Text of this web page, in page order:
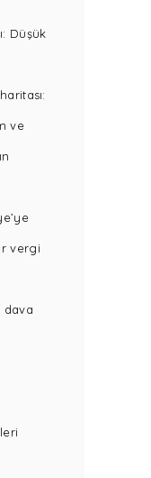
Düşük
ve
vergi
dava